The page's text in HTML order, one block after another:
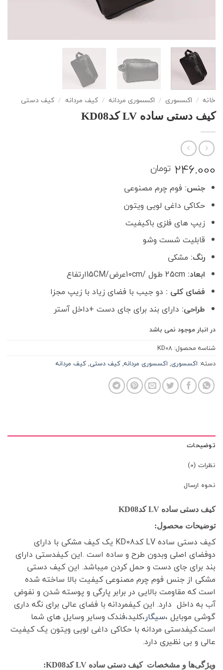
خانه / اکسسوری / اکسسوری مردانه / کیف مردانه کیف دستی
کیف دستی ساده LV کدKD08
246.000 تومان
جنس:فوم چرم مصنوعی
حکاکی داغی لویی ویتون
زیپ های فلزی باکیفیت
قابلیت شست وشو
رنگ:مشکی
ابعاد:25cm طول /10cmعرض/15CMارتفاع
فضای کلی : دو جیب با فضای زیاد با زیپ مجزا
طراحی:دارای بند برای جای دست +داخل آستر
در انبار موجود نمی باشد
شناسه محصول: KD08
دسته: اکسسوری,اکسسوری مردانه,کیف دستی,کیف مردانه
توضیحات
نظرات (0)
نحوه ارسال
کیف دستی ساده LV کدKD08
توضیحات محصول:
کیف دستی ساده LV کدKD08 یک کیف مشکی با دارای
دوفضای اصلی وبدون طرح و ساده است .این کیفدستی دارای
بند برای جای دست و حمل کردن میباشد. این کیف دستی
مشکی از جنس فوم چرم مصنوعی کیفیت بالا ساخته شده
است که مقاومت بالایی در برابر پارگی و پوسته شدن و نفوض
آب به داخل دارد. این کیفمردانه با فضای عالی برای نگه داری
گوشی موبایل ، سیگار،کلید،فندک وسایر وسایل های شما
است.کیفدستی مردانه با حکاکی داغی لویی ویتون یک کیفیت
عالی و بی نظیری دارد.
ویژگی‌ها و مشخصات کیف دستی ساده LV کدKD08: